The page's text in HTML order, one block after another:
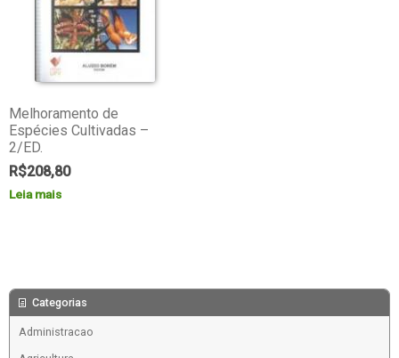
Melhoramento de
Espécies Cultivadas –
2/ED.
R$208,80
Leia mais
Categorias
Administracao